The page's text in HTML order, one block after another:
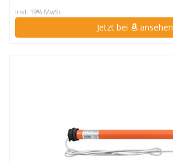
inkl. 19% MwSt.
Jetzt bei ansehen